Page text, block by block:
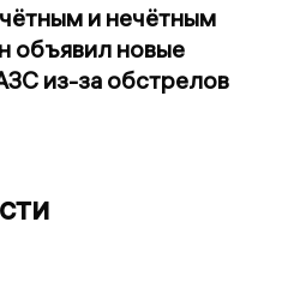
и нечётным
объявил новые
из-за обстрелов